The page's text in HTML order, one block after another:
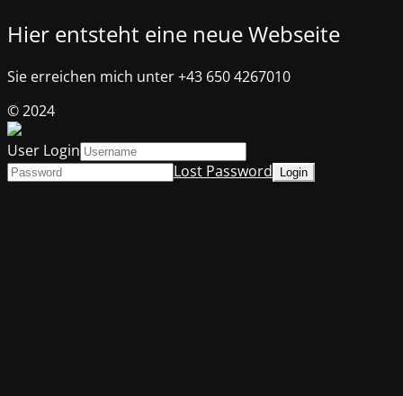
Hier entsteht eine neue Webseite
Sie erreichen mich unter +43 650 4267010
© 2024
User Login
Lost Password